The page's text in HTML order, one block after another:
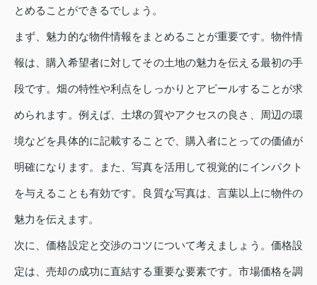
とめることができるでしょう。
まず、魅力的な物件情報をまとめることが重要です。物件情
報は、購入希望者に対してその土地の魅力を伝える最初の手
段です。畑の特性や利点をしっかりとアピールすることが求
められます。例えば、土壌の質やアクセスの良さ、周辺の環
境などを具体的に記載することで、購入者にとっての価値が
明確になります。また、写真を活用して視覚的にインパクト
を与えることも有効です。良質な写真は、言葉以上に物件の
魅力を伝えます。
次に、価格設定と交渉のコツについて考えましょう。価格設
定は、売却の成功に直結する重要な要素です。市場価格を調